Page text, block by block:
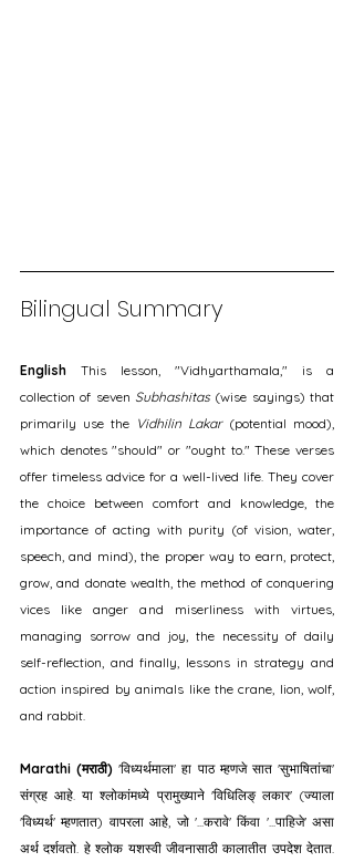
Bilingual Summary
English This lesson, "Vidhyarthamala," is a
collection of seven Subhashitas (wise sayings) that
primarily use the Vidhilin Lakar (potential mood),
which denotes "should" or "ought to." These verses
offer timeless advice for a well-lived life. They cover
the choice between comfort and knowledge, the
importance of acting with purity (of vision, water,
speech, and mind), the proper way to earn, protect,
grow, and donate wealth, the method of conquering
vices like anger and miserliness with virtues,
managing sorrow and joy, the necessity of daily
self-reflection, and finally, lessons in strategy and
action inspired by animals like the crane, lion, wolf,
and rabbit.
Marathi (मराठी) 'विध्यर्थमाला' हा पाठ म्हणजे सात 'सुभाषितांचा'
संग्रह आहे. या श्लोकांमध्ये प्रामुख्याने 'विधिलिङ् लकार' (ज्याला
'विध्यर्थ' म्हणतात) वापरला आहे, जो '...करावे' किंवा '...पाहिजे' असा
अर्थ दर्शवतो. हे श्लोक यशस्वी जीवनासाठी कालातीत उपदेश देतात.